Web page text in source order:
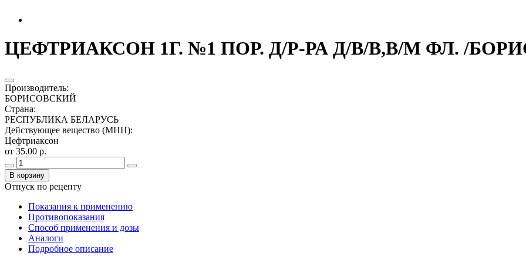
ЦЕФТРИАКСОН 1Г. №1 ПОР. Д/Р-РА Д/В/В,В/М ФЛ. /
Производитель:
БОРИСОВСКИЙ
Страна:
РЕСПУБЛИКА БЕЛАРУСЬ
Действующее вещество (МНН):
Цефтриаксон
от 35.00 р.
В корзину
Отпуск по рецепту
Показания к применению
Противопоказания
Способ применения и дозы
Аналоги
Подробное описание